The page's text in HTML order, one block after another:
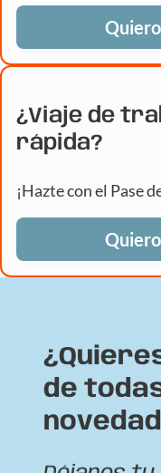
¿Viaje de
rápida?
¡Hazte con el Pase
de